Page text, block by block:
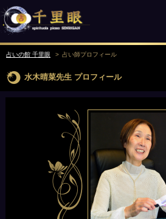
占いの館 千里眼 占い師プロフィール
水木晴菜先生 プロフィール